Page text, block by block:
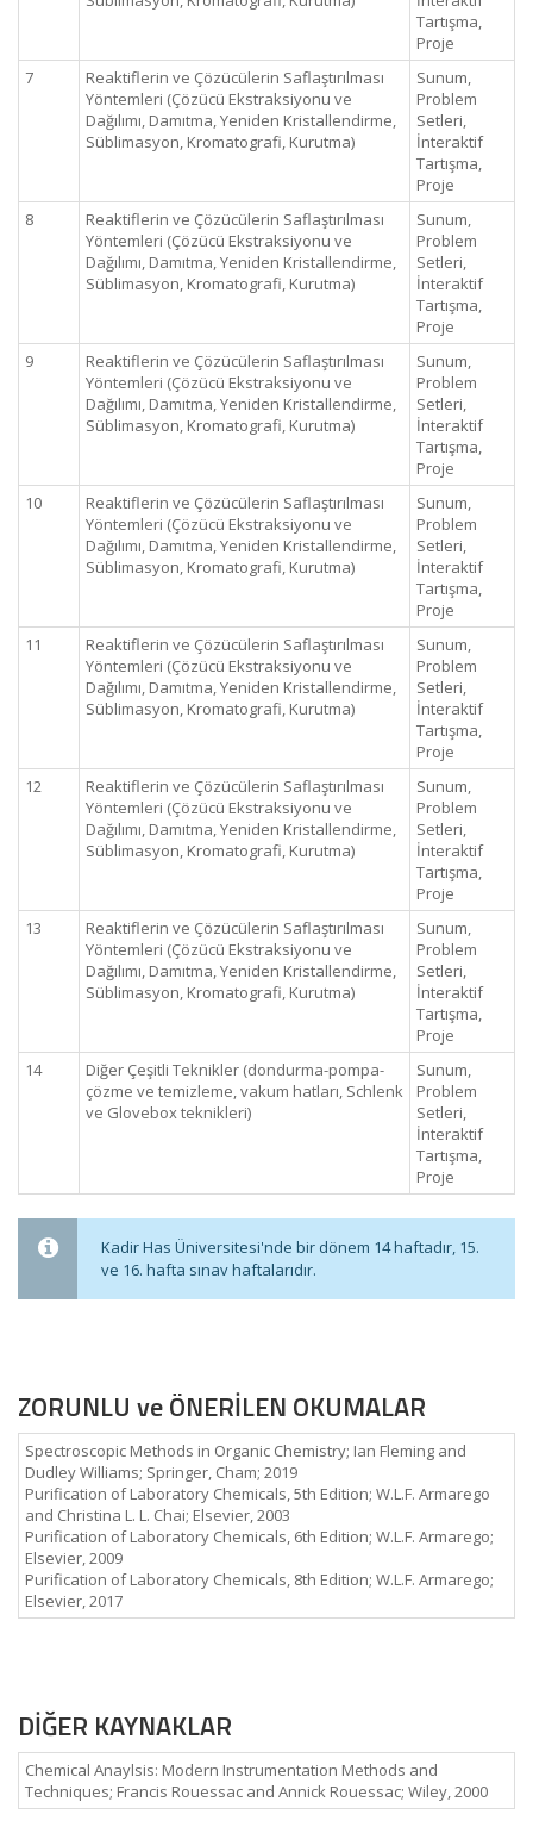
Tartışma,
Proje
7
Reaktiflerin ve Çözücülerin Saflaştırılması
Yöntemleri (Çözücü Ekstraksiyonu ve
Dağılımı, Damıtma, Yeniden Kristallendirme,
Süblimasyon, Kromatografi, Kurutma)
Sunum,
Problem
Setleri,
İnteraktif
Tartışma,
Proje
8
Reaktiflerin ve Çözücülerin Saflaştırılması
Yöntemleri (Çözücü Ekstraksiyonu ve
Dağılımı, Damıtma, Yeniden Kristallendirme,
Süblimasyon, Kromatografi, Kurutma)
Sunum,
Problem
Setleri,
İnteraktif
Tartışma,
Proje
9
Reaktiflerin ve Çözücülerin Saflaştırılması
Yöntemleri (Çözücü Ekstraksiyonu ve
Dağılımı, Damıtma, Yeniden Kristallendirme,
Süblimasyon, Kromatografi, Kurutma)
Sunum,
Problem
Setleri,
İnteraktif
Tartışma,
Proje
10
Reaktiflerin ve Çözücülerin Saflaştırılması
Yöntemleri (Çözücü Ekstraksiyonu ve
Dağılımı, Damıtma, Yeniden Kristallendirme,
Süblimasyon, Kromatografi, Kurutma)
Sunum,
Problem
Setleri,
İnteraktif
Tartışma,
Proje
11
Reaktiflerin ve Çözücülerin Saflaştırılması
Yöntemleri (Çözücü Ekstraksiyonu ve
Dağılımı, Damıtma, Yeniden Kristallendirme,
Süblimasyon, Kromatografi, Kurutma)
Sunum,
Problem
Setleri,
İnteraktif
Tartışma,
Proje
12
Reaktiflerin ve Çözücülerin Saflaştırılması
Yöntemleri (Çözücü Ekstraksiyonu ve
Dağılımı, Damıtma, Yeniden Kristallendirme,
Süblimasyon, Kromatografi, Kurutma)
Sunum,
Problem
Setleri,
İnteraktif
Tartışma,
Proje
13
Reaktiflerin ve Çözücülerin Saflaştırılması
Yöntemleri (Çözücü Ekstraksiyonu ve
Dağılımı, Damıtma, Yeniden Kristallendirme,
Süblimasyon, Kromatografi, Kurutma)
Sunum,
Problem
Setleri,
İnteraktif
Tartışma,
Proje
14
Diğer Çeşitli Teknikler (dondurma-pompa-
çözme ve temizleme, vakum hatları, Schlenk
ve Glovebox teknikleri)
Sunum,
Problem
Setleri,
İnteraktif
Tartışma,
Proje
Kadir Has Üniversitesi'nde bir dönem 14 haftadır, 15.
ve 16. hafta sınav haftalarıdır.
ZORUNLU ve ÖNERİLEN OKUMALAR
Spectroscopic Methods in Organic Chemistry; Ian Fleming and
Dudley Williams; Springer, Cham; 2019
Purification of Laboratory Chemicals, 5th Edition; W.L.F. Armarego
and Christina L. L. Chai; Elsevier, 2003
Purification of Laboratory Chemicals, 6th Edition; W.L.F. Armarego;
Elsevier, 2009
Purification of Laboratory Chemicals, 8th Edition; W.L.F. Armarego;
Elsevier, 2017
DİĞER KAYNAKLAR
Chemical Anaylsis: Modern Instrumentation Methods and
Techniques; Francis Rouessac and Annick Rouessac; Wiley, 2000